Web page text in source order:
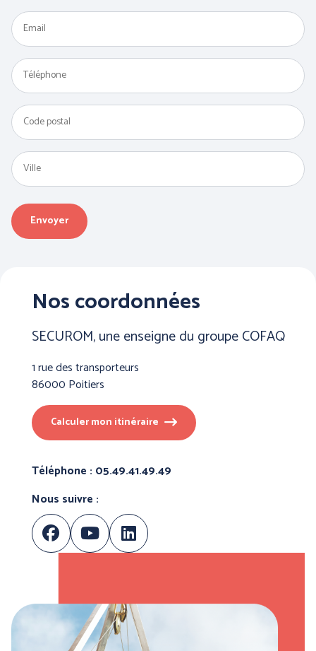
ERGONOMIE et AIDE AU
TRAVAIL
SECOURS
Par marque :
BLS A SOCIO UNICO BP (Bierbaum - Proenen)
(Roan'Panchos)
Nos coordonnées
SECUROM, une enseigne du groupe COFAQ
1 rue des transporteurs
86000 Poitiers
Calculer mon itinéraire
Téléphone : 05.49.41.49.49
Nous suivre :